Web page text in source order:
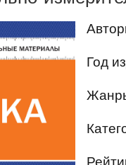
Год